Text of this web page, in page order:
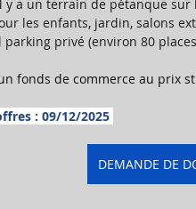
y a un terrain de pétanque sur
les enfants, jardin, salons
parking privé (environ 80
fonds de commerce au prix
: 09/12/2025
DEMANDE DE